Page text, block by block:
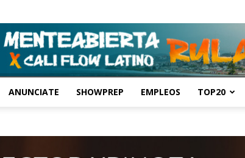
ANUNCIATE SHOWPREP EMPLEOS TOP20